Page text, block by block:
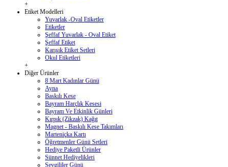
+
Etiket Modelleri
Yuvarlak -Oval Etiketler
Etiketler
Şeffaf Yuvarlak - Oval Etiket
Şeffaf Etiket
Karışık Etiket Setleri
Okul Etiketleri
+
Diğer Ürünler
8 Mart Kadınlar Günü
Ayna
Baskılı Kese
Bayram Harçlık Kesesi
Bayram Ve Etkinlik Günleri
Kırpık (Zikzak) Kağıt
Magnet - Baskılı Kese Takımları
Marteniçka Kartı
Öğretmenler Günü Setleri
Hediye Paketli Ürünler
Sünnet Hediyelikleri
Sevgililer Günü